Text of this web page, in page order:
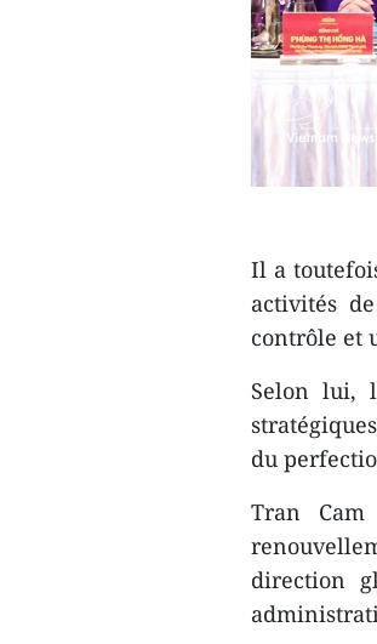
Il a
activités
contrôle et
Selon lui,
du
Tran
direction